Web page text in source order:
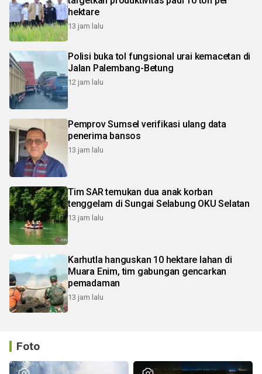
hektare
13 jam lalu
Polisi buka tol fungsional urai kemacetan di
Jalan Palembang-Betung
12 jam lalu
Pemprov Sumsel verifikasi ulang data
penerima bansos
13 jam lalu
Tim SAR temukan dua anak korban
tenggelam di Sungai Selabung OKU Selatan
13 jam lalu
Karhutla hanguskan 10 hektare lahan di
Muara Enim, tim gabungan gencarkan
pemadaman
13 jam lalu
Foto